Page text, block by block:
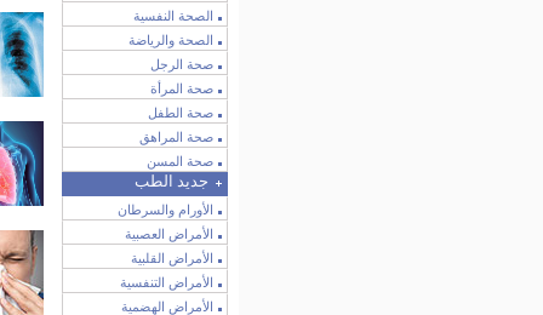
الصحة النفسية
الصحة والرياضة
صحة الرجل
صحة المرأة
صحة الطفل
صحة المراهق
صحة المسن
جديد الطب
الأورام والسرطان
الأمراض العصبية
الأمراض القلبية
الأمراض التنفسية
الأمراض الهضمية